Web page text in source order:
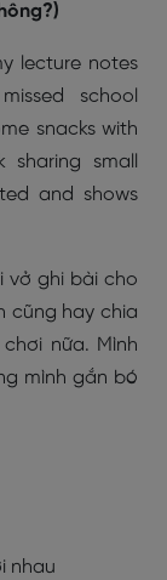
lecture notes
school
snacks with
small
and shows
vở ghi bài cho
cũng hay chia
nữa. Mình
mình gắn bó
nhau